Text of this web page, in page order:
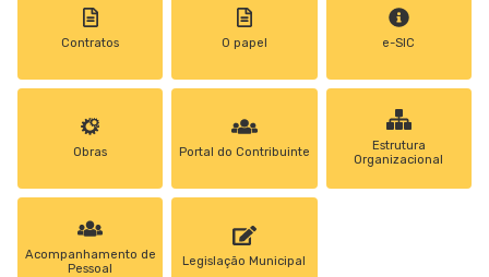
Contratos 0 papel e-SIC
Obras Portal do Contribuinte
Estrutura
Organizacional
Acompanhamento de
Pessoal
Legislação Municipal